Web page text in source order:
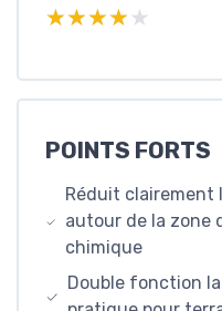
★★★★★
★★★★★
POINTS FORTS
Réduit clairement
autour de la zone
chimique
Double fonction